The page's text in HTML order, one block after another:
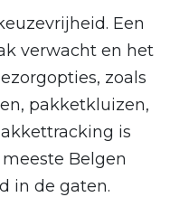
Een
verwacht en het
zoals
pakketkluizen,
is
Belgen
in de gaten.